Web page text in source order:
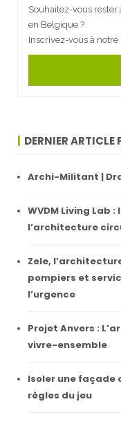
Souhaitez-vous
en Belgique ?
Inscrivez-vous à
DERNIER ARTICLE
Archi-Militant |
WVDM Living Lab
l’architecture
Zele,
pompiers et
l’urgence
Projet Anvers :
vivre-ensemble
Isoler une façade
règles du jeu